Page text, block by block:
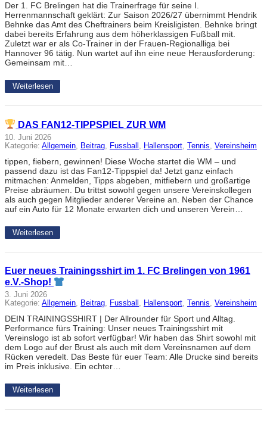
Der 1. FC Brelingen hat die Trainerfrage für seine I.
Herrenmannschaft geklärt: Zur Saison 2026/27 übernimmt Hendrik
Behnke das Amt des Cheftrainers beim Kreisligisten. Behnke bringt
dabei bereits Erfahrung aus dem höherklassigen Fußball mit.
Zuletzt war er als Co-Trainer in der Frauen-Regionalliga bei
Hannover 96 tätig. Nun wartet auf ihn eine neue Herausforderung:
Gemeinsam mit…
Weiterlesen
DAS FAN12-TIPPSPIEL ZUR WM
10. Juni 2026
Kategorie: Allgemein, Beitrag, Fussball , Hallensport, Tennis, Vereinsheim
tippen, fiebern, gewinnen! Diese Woche startet die WM – und
passend dazu ist das Fan12-Tippspiel da! Jetzt ganz einfach
mitmachen: Anmelden, Tipps abgeben, mitfiebern und großartige
Preise abräumen. Du trittst sowohl gegen unsere Vereinskollegen
als auch gegen Mitglieder anderer Vereine an. Neben der Chance
auf ein Auto für 12 Monate erwarten dich und unseren Verein…
Weiterlesen
Euer neues Trainingsshirt im 1. FC Brelingen von 1961
e.V.-Shop!
3. Juni 2026
Kategorie: Allgemein, Beitrag, Fussball , Hallensport, Tennis, Vereinsheim
DEIN TRAININGSSHIRT | Der Allrounder für Sport und Alltag.
Performance fürs Training: Unser neues Trainingsshirt mit
Vereinslogo ist ab sofort verfügbar! Wir haben das Shirt sowohl mit
dem Logo auf der Brust als auch mit dem Vereinsnamen auf dem
Rücken veredelt. Das Beste für euer Team: Alle Drucke sind bereits
im Preis inklusive. Ein echter…
Weiterlesen